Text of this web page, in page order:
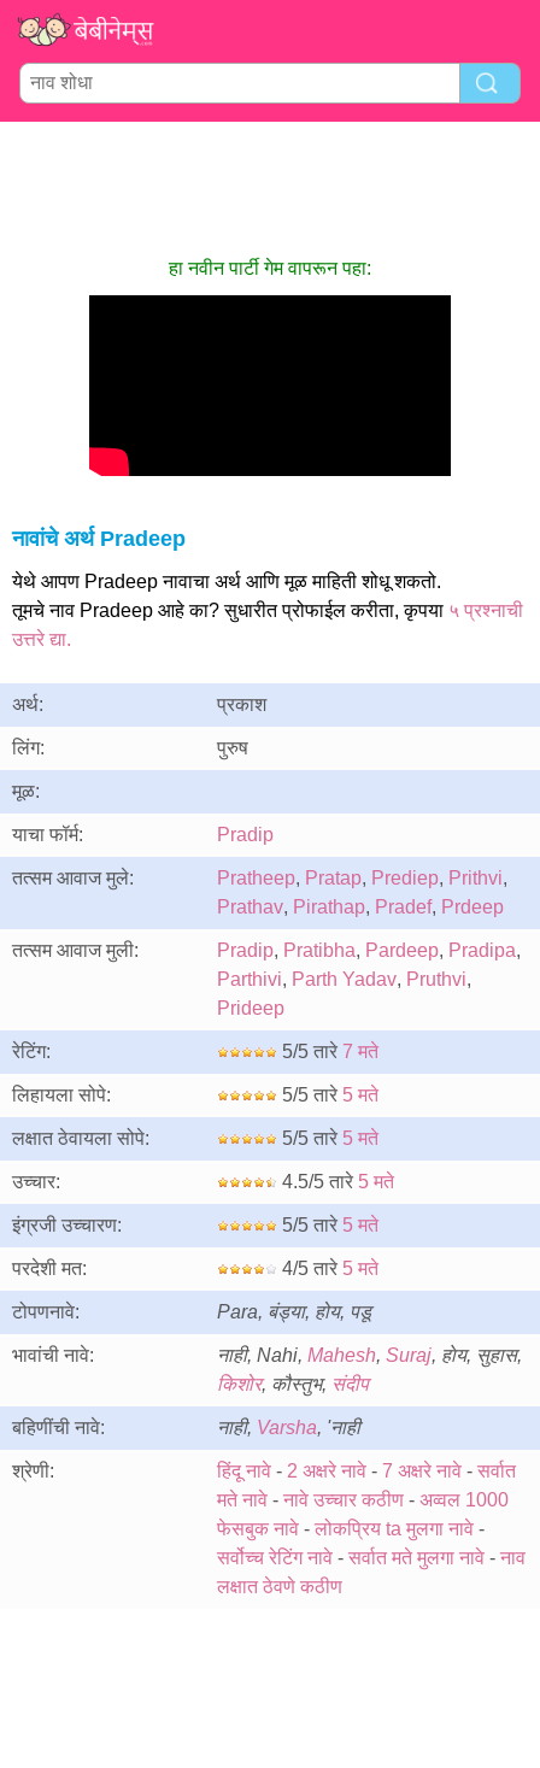
हा नवीन पार्टी गेम वापरून पहा:
नावांचे अर्थ Pradeep
येथे आपण Pradeep नावाचा अर्थ आणि मूळ माहिती शोधू शकतो.
तूमचे नाव Pradeep आहे का? सुधारीत प्रोफाईल करीता, कृपया ५ प्रश्नाची
उत्तरे द्या.
अर्थ: प्रकाश
लिंग: पुरुष
मूळ:
याचा फॉर्म: Pradip
तत्सम आवाज मुले: Pratheep, Pratap, Prediep, Prithvi,
Prathav, Pirathap, Pradef, Prdeep
तत्सम आवाज मुली: Pradip, Pratibha, Pardeep, Pradipa,
Parthivi, Parth Yadav, Pruthvi,
Prideep
रेटिंग: 5/5 तारे 7 मते
लिहायला सोपे: 5/5 तारे 5 मते
लक्षात ठेवायला सोपे: 5/5 तारे 5 मते
उच्चार: 4.5/5 तारे 5 मते
इंग्रजी उच्चारण: 5/5 तारे 5 मते
परदेशी मत: 4/5 तारे 5 मते
टोपणनावे: Para, बंड्या, होय, पडू
भावांची नावे: नाही, Nahi, Mahesh, Suraj, हाेय, सुहास,
किशोर, कौस्तुभ, संदीप
बहिणींची नावे: नाही, Varsha, 'नाही
श्रेणी: हिंदू नावे - 2 अक्षरे नावे - 7 अक्षरे नावे - सर्वात
मते नावे - नावे उच्चार कठीण - अव्वल 1000
फेसबुक नावे - लोकप्रिय ta मुलगा नावे -
सर्वोच्च रेटिंग नावे - सर्वात मते मुलगा नावे - नाव
लक्षात ठेवणे कठीण